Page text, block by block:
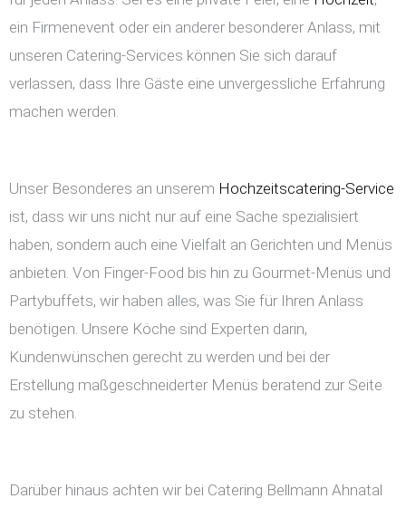
ein Firmenevent oder ein anderer besonderer Anlass, mit
unseren Catering-Services können Sie sich darauf
verlassen, dass Ihre Gäste eine unvergessliche Erfahrung
machen werden.
Unser Besonderes an unserem Hochzeitscatering-Service
ist, dass wir uns nicht nur auf eine Sache spezialisiert
haben, sondern auch eine Vielfalt an Gerichten und Menüs
anbieten. Von Finger-Food bis hin zu Gourmet-Menüs und
Partybuffets, wir haben alles, was Sie für Ihren Anlass
benötigen. Unsere Köche sind Experten darin,
Kundenwünschen gerecht zu werden und bei der
Erstellung maßgeschneiderter Menüs beratend zur Seite
zu stehen.
Darüber hinaus achten wir bei Catering Bellmann Ahnatal